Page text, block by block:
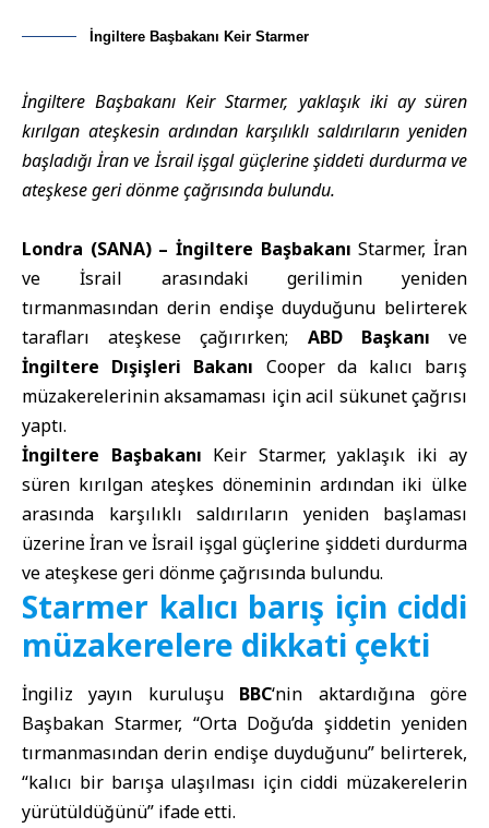
İngiltere Başbakanı Keir Starmer
İngiltere Başbakanı Keir Starmer, yaklaşık iki ay süren
kırılgan ateşkesin ardından karşılıklı saldırıların yeniden
başladığı İran ve İsrail işgal güçlerine şiddeti durdurma ve
ateşkese geri dönme çağrısında bulundu.
Londra (SANA) – İngiltere Başbakanı Starmer, İran
ve İsrail arasındaki gerilimin yeniden
tırmanmasından derin endişe duyduğunu belirterek
tarafları ateşkese çağırırken; ABD Başkanı ve
İngiltere Dışişleri Bakanı Cooper da kalıcı barış
müzakerelerinin aksamaması için acil sükunet çağrısı
yaptı.
İngiltere Başbakanı Keir Starmer, yaklaşık iki ay
süren kırılgan ateşkes döneminin ardından iki ülke
arasında karşılıklı saldırıların yeniden başlaması
üzerine İran ve İsrail işgal güçlerine şiddeti durdurma
ve ateşkese geri dönme çağrısında bulundu.
Starmer kalıcı barış için ciddi
müzakerelere dikkati çekti
İngiliz yayın kuruluşu BBC‘nin aktardığına göre
Başbakan Starmer, “Orta Doğu’da şiddetin yeniden
tırmanmasından derin endişe duyduğunu” belirterek,
“kalıcı bir barışa ulaşılması için ciddi müzakerelerin
yürütüldüğünü” ifade etti.